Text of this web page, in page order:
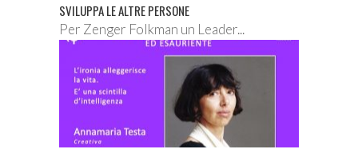
SVILUPPA LE ALTRE PERSONE
Per Zenger Folkman un Leader...